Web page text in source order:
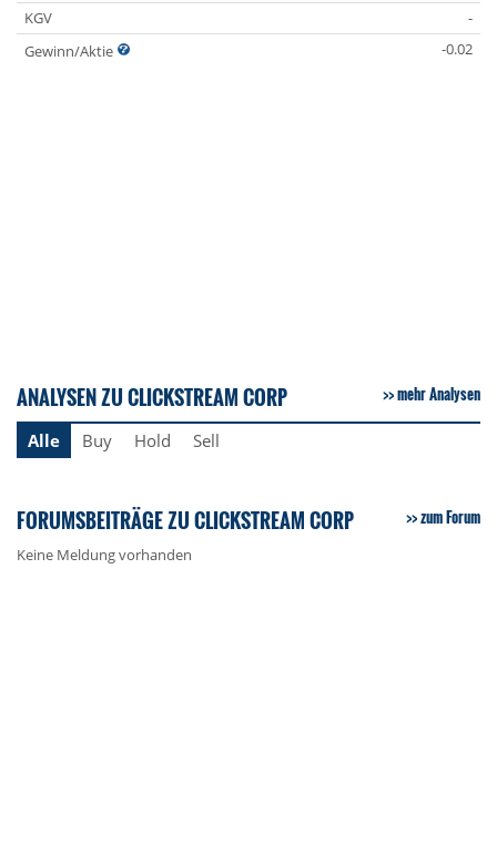
KGV
-
Gewinn/Aktie
-0.02
ANALYSEN ZU CLICKSTREAM CORP mehr Analysen
Alle Buy Hold Sell
FORUMSBEITRÄGE ZU CLICKSTREAM CORP zum Forum
Keine Meldung vorhanden